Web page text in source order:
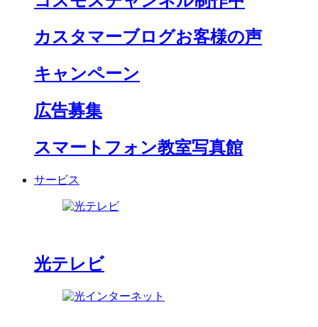
カスタマーブログお客様の声
キャンペーン
広告募集
スマートフォン教室写真館
サービス
光テレビ